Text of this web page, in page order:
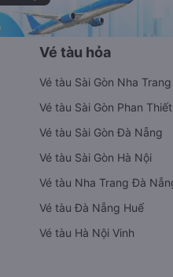
Vé tàu hỏa
Vé tàu Sài Gòn Nha Trang
Vé tàu Sài Gòn Phan Thiết
Vé tàu Sài Gòn Đà Nẵng
Vé tàu Sài Gòn Hà Nội
Vé tàu Nha Trang Đà
Vé tàu Đà Nẵng Huế
Vé tàu Hà Nội Vinh